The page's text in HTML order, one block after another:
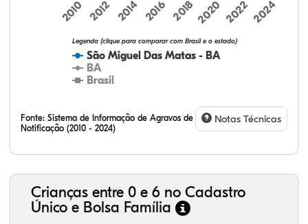
São Miguel Das Matas - BA
BA
Brasil
Legenda (clique para comparar com Brasil e o estado)
2010 2012 2014 2016 2018 2020 2022 2024
Fonte: Sistema de Informação de Agravos de
Notificação (2010 - 2024)
Notas Técnicas
Crianças entre 0 e 6 no Cadastro
Único e Bolsa Família
8,65%
19,48%
0,36%
68,95%
0,58%
2,00%
32,57%
9,24%
0,46%
54,88%
1,27%
1,56%